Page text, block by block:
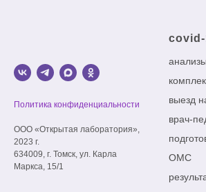
Политика конфиденциальности
ООО «Открытая лаборатория»,
2023 г.
634009, г. Томск, ул. Карла
Маркса, 15/1
covid-
анализы
выезд
врач-
ОМС